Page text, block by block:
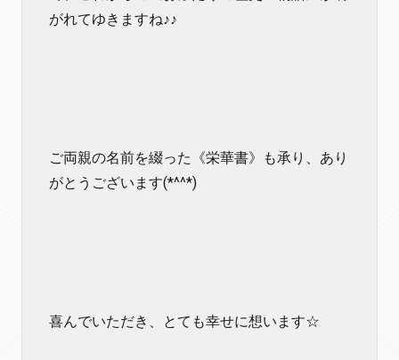
がれてゆきますね♪♪
ご両親の名前を綴った《栄華書》も承り、あり
がとうございます(*^^*)
喜んでいただき、とても幸せに想います☆